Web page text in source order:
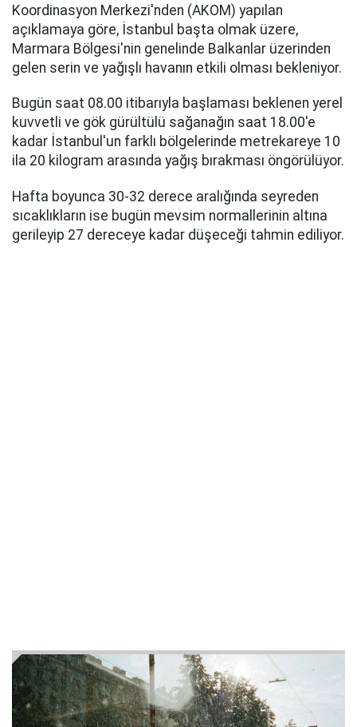
Koordinasyon Merkezi'nden (AKOM) yapılan
açıklamaya göre, İstanbul başta olmak üzere,
Marmara Bölgesi'nin genelinde Balkanlar üzerinden
gelen serin ve yağışlı havanın etkili olması bekleniyor.
Bugün saat 08.00 itibarıyla başlaması beklenen yerel
kuvvetli ve gök gürültülü sağanağın saat 18.00'e
kadar İstanbul'un farklı bölgelerinde metrekareye 10
ila 20 kilogram arasında yağış bırakması öngörülüyor.
Hafta boyunca 30-32 derece aralığında seyreden
sıcaklıkların ise bugün mevsim normallerinin altına
gerileyip 27 dereceye kadar düşeceği tahmin ediliyor.